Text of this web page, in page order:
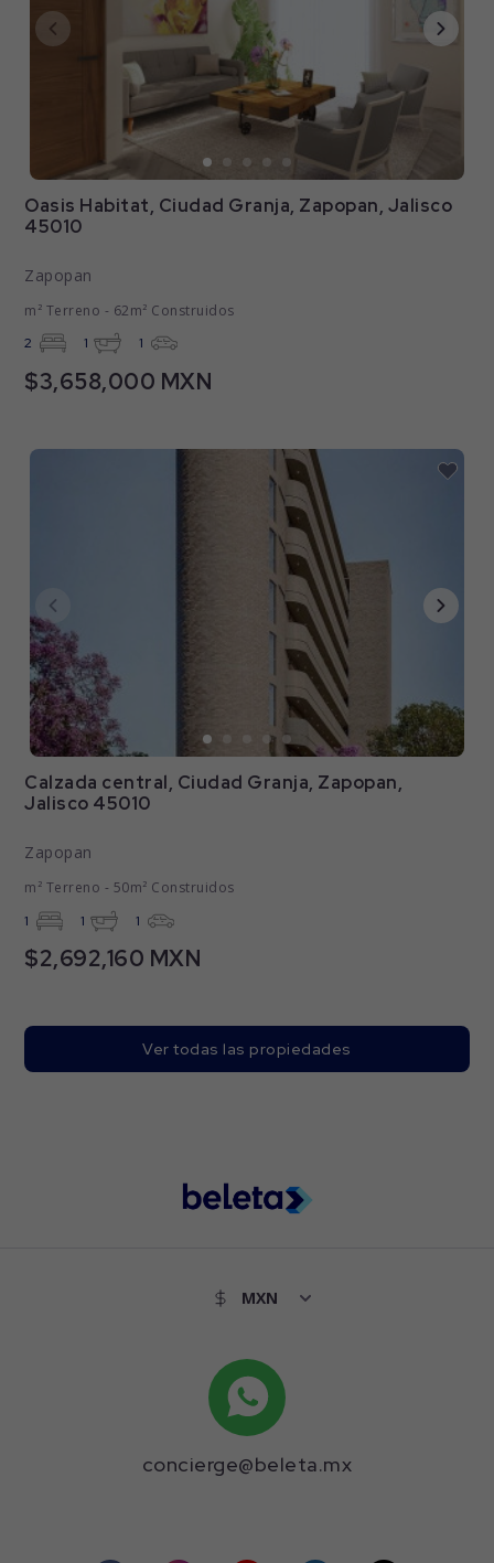
Oasis Habitat, Ciudad Granja, Zapopan, Jalisco
45010
Zapopan
m² Terreno - 62m² Construidos
2 1 1
$3,658,000 MXN
Calzada central, Ciudad Granja, Zapopan,
Jalisco 45010
Zapopan
m² Terreno - 50m² Construidos
1 1 1
$2,692,160 MXN
Ver todas las propiedades
concierge@beleta.mx